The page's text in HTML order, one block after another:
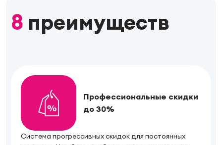
8 преимуществ
Профессиональные скидки
до 30%
Система прогрессивных скидок для постоянных